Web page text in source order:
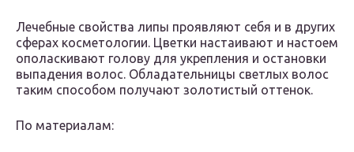
Лечебные свойства липы проявляют себя и в других
сферах косметологии. Цветки настаивают и настоем
ополаскивают голову для укрепления и остановки
выпадения волос. Обладательницы светлых волос
таким способом получают золотистый оттенок.
По материалам: